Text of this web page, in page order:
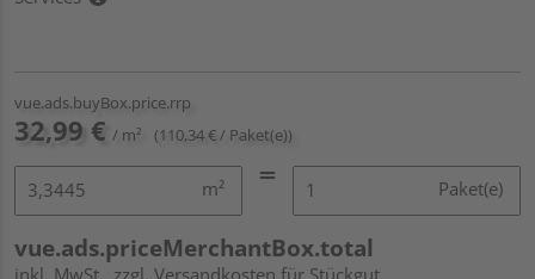
vue.ads.buyBox.price.rrp
32,99 € / m² (110,34 € / Paket(e))
m² Paket(e)
vue.ads.priceMerchantBox.total
inkl. MwSt. zzgl. Versandkosten für Stückgut